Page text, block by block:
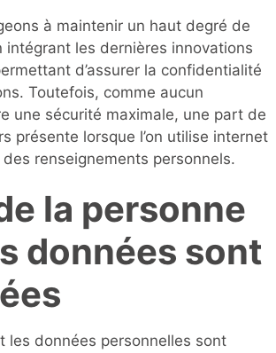
à maintenir un haut degré de
intégrant les dernières innovations
d’assurer la confidentialité
Toutefois, comme aucun
une sécurité maximale, une part de
présente lorsque l’on utilise internet
renseignements personnels.
la personne
données sont
les données personnelles sont